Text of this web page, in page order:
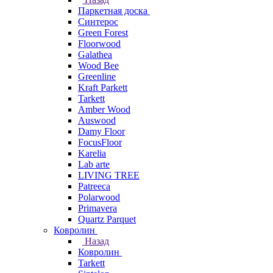
Паркетная доска
Синтерос
Green Forest
Floorwood
Galathea
Wood Bee
Greenline
Kraft Parkett
Tarkett
Amber Wood
Auswood
Damy Floor
FocusFloor
Karelia
Lab arte
LIVING TREE
Patreeca
Polarwood
Primavera
Quartz Parquet
Ковролин
Назад
Ковролин
Tarkett